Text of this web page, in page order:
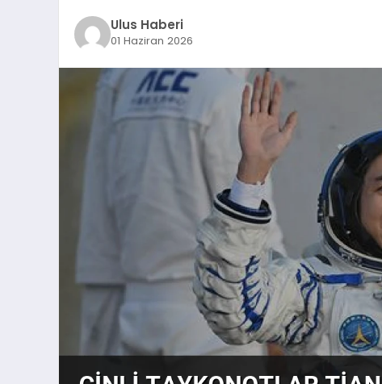
Ulus Haberi
01 Haziran 2026